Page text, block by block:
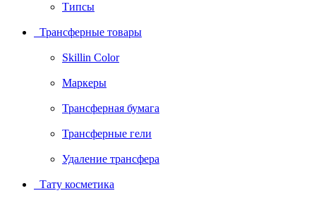
Типсы
Трансферные товары
Skillin Color
Маркеры
Трансферная бумага
Трансферные гели
Удаление трансфера
Тату косметика